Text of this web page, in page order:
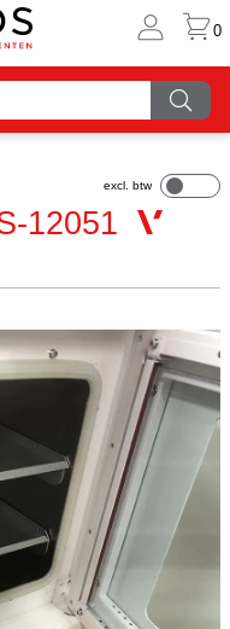
0
12051